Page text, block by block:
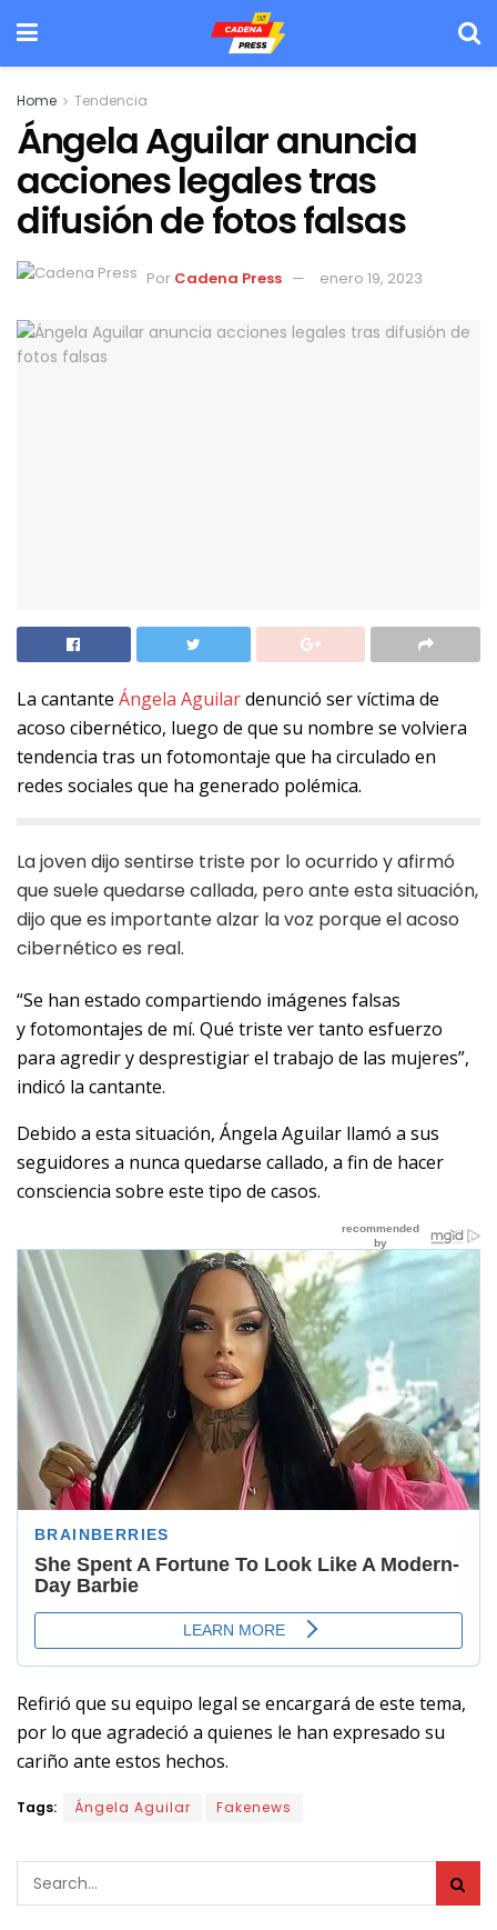
Home Tendencia
Ángela Aguilar anuncia
acciones legales tras
difusión de fotos falsas
Por Cadena Press enero 19, 2023
La cantante Ángela Aguilardenunció ser víctima de
acoso cibernético, luego de que su nombre se volviera
tendencia tras un fotomontaje que ha circulado en
redes sociales que ha generado polémica.
La joven dijo sentirse triste por lo ocurrido y afirmó
que suele quedarse callada, pero ante esta situación,
dijo que es importante alzar la voz porque el acoso
cibernético es real.
“Se han estado compartiendo imágenes falsas
y fotomontajes de mí. Qué triste ver tanto esfuerzo
para agredir y desprestigiar el trabajo de las mujeres”,
indicó la cantante.
Debido a esta situación, Ángela Aguilar llamó a sus
seguidores a nunca quedarse callado, a fin de hacer
consciencia sobre este tipo de casos.
Refirió que su equipo legal se encargará de este tema,
por lo que agradeció a quienes le han expresado su
cariño ante estos hechos.
Tags: Ángela Aguilar Fakenews